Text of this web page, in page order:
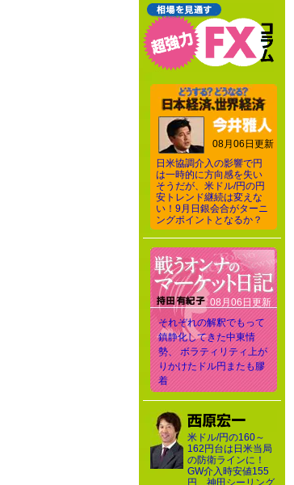
08月06日更新
日米協調介入の影響で円
は一時的に方向感を失い
そうだが、米ドル/円の円
安トレンド継続は変えな
い！9月日銀会合がターニ
ングポイントとなるか？
08月06日更新
それぞれの解釈でもって
鎮静化してきた中東情
勢、 ボラティリティ上が
りかけたドル円またも膠
着
米ドル/円の160～
162円台は日米当局
の防衛ラインに！
GW介入時安値155
円、神田シーリング